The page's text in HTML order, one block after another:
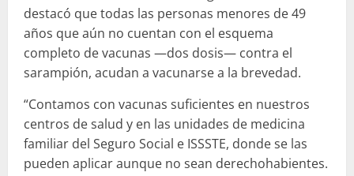
destacó que todas las personas menores de 49
años que aún no cuentan con el esquema
completo de vacunas —dos dosis— contra el
sarampión, acudan a vacunarse a la brevedad.
“Contamos con vacunas suficientes en nuestros
centros de salud y en las unidades de medicina
familiar del Seguro Social e ISSSTE, donde se las
pueden aplicar aunque no sean derechohabientes.